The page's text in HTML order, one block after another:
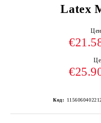
Latex
Код: